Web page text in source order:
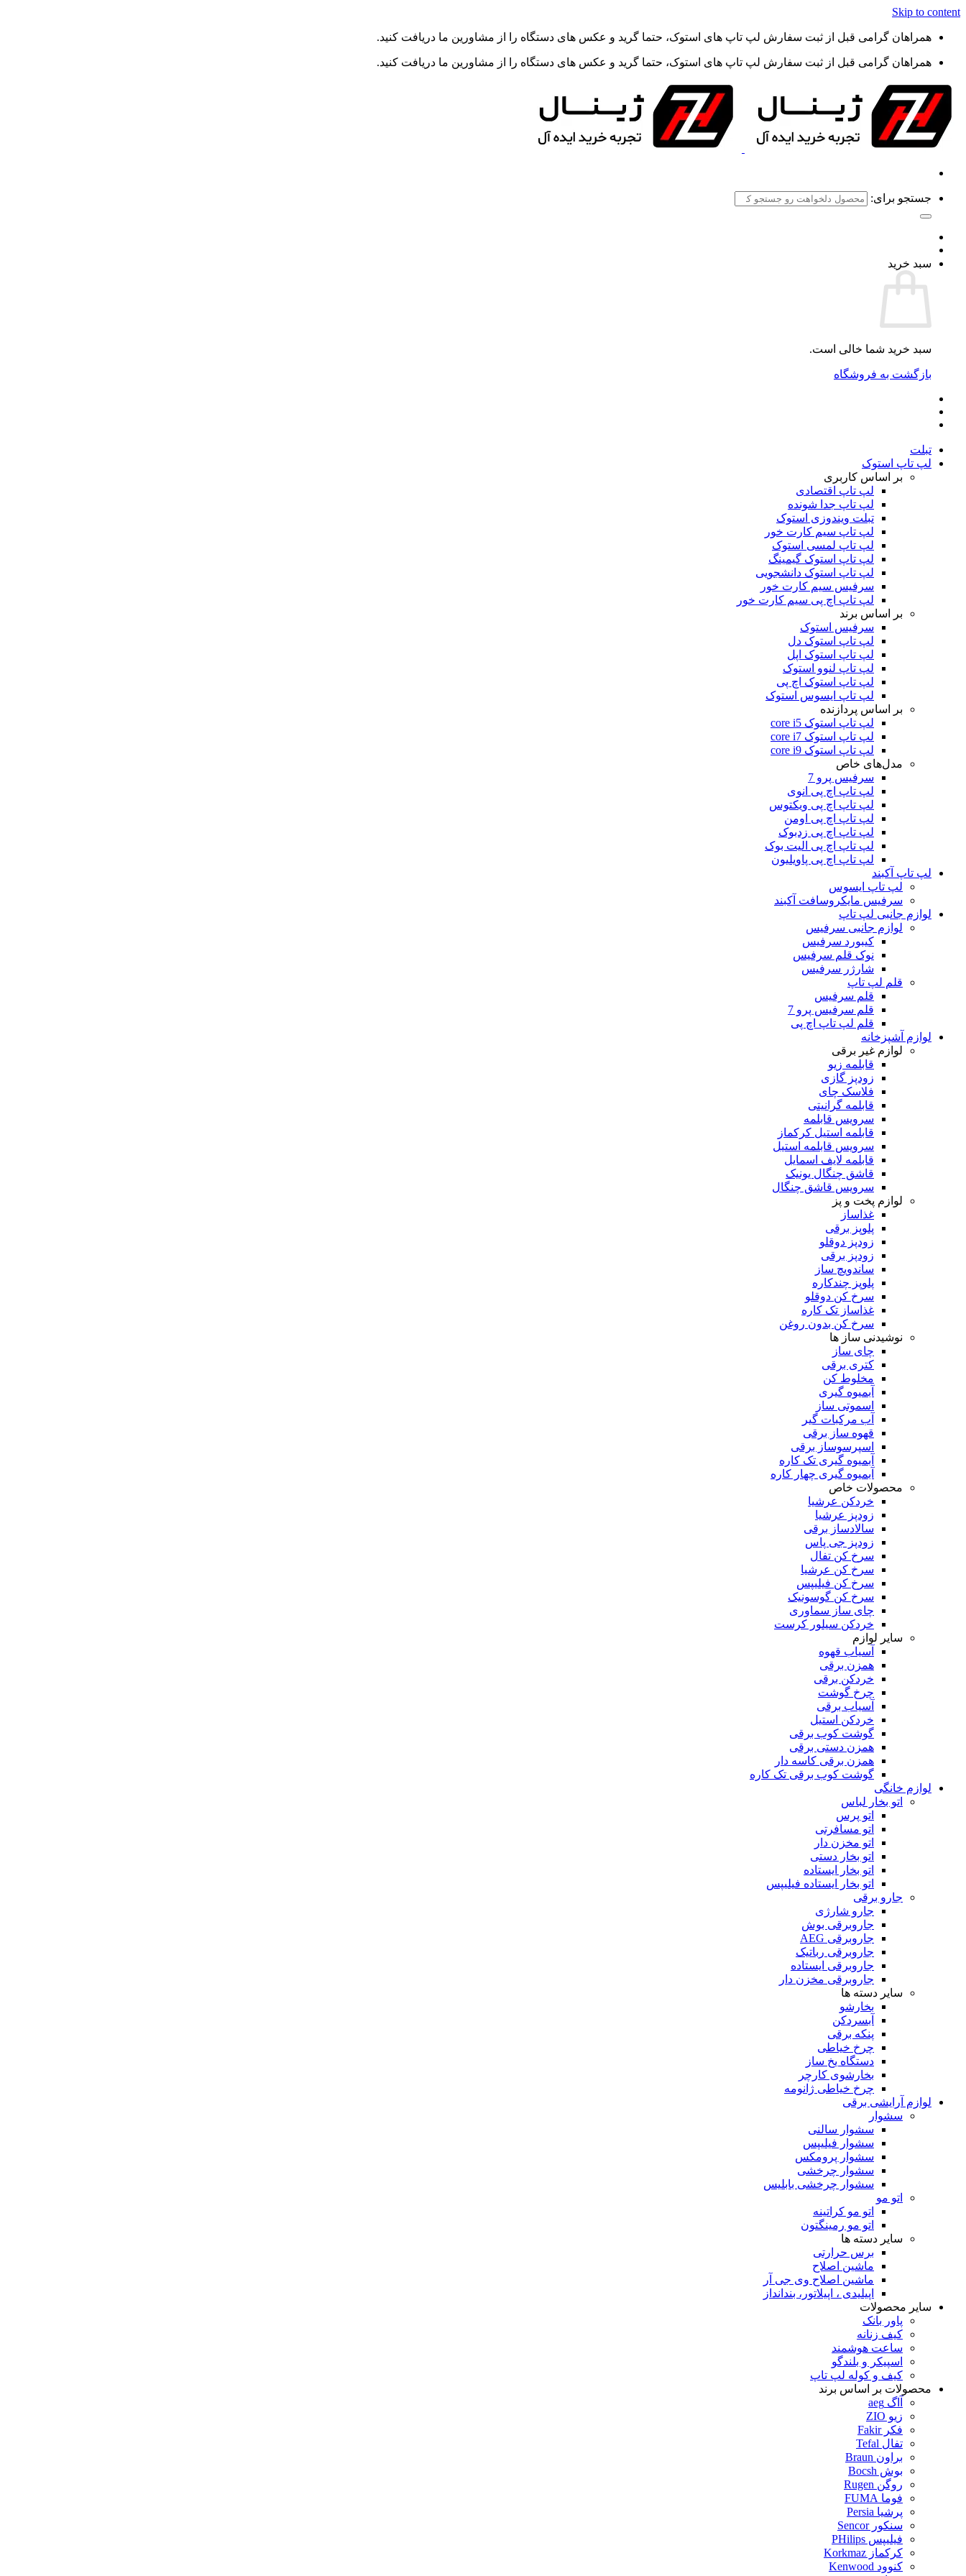
Skip to content
همراهان گرامی قبل از ثبت سفارش لپ تاپ های استوک، حتما گرید و عکس های دستگاه را از مشاورین ما دریافت کنید.
همراهان گرامی قبل از ثبت سفارش لپ تاپ های استوک، حتما گرید و عکس های دستگاه را از مشاورین ما دریافت کنید.
جستجو برای:
سبد خرید
سبد خرید شما خالی است.
بازگشت به فروشگاه
تبلت
لپ تاپ استوک
بر اساس کاربری
لپ تاپ اقتصادی
لپ تاپ جدا شونده
تبلت ویندوزی استوک
لپ تاپ سیم کارت خور
لپ تاپ لمسی استوک
لپ تاپ استوک گیمینگ
لپ تاپ استوک دانشجویی
سرفیس سیم کارت خور
لپ تاپ اچ پی سیم کارت خور
بر اساس برند
سرفیس استوک
لپ تاپ استوک دل
لپ تاپ استوک اپل
لپ تاپ لنوو استوک
لپ تاپ استوک اچ پی
لپ تاپ ایسوس استوک
بر اساس پردازنده
لپ تاپ استوک core i5
لپ تاپ استوک core i7
لپ تاپ استوک core i9
مدل‌های خاص
سرفیس پرو 7
لپ تاپ اچ پی انوی
لپ تاپ اچ پی ویکتوس
لپ تاپ اچ پی اومن
لپ تاپ اچ پی زدبوک
لپ تاپ اچ پی الیت بوک
لپ تاپ اچ پی پاویلیون
لپ تاپ آکبند
لپ تاپ ایسوس
سرفیس مایکروسافت آکبند
لوازم جانبی لپ تاپ
لوازم جانبی سرفیس
کیبورد سرفیس
نوک قلم سرفیس
شارژر سرفیس
قلم لپ تاپ
قلم سرفیس
قلم سرفیس پرو 7
قلم لپ تاپ اچ پی
لوازم آشپزخانه
لوازم غیر برقی
قابلمه زیو
زودپز گازی
فلاسک چای
قابلمه گرانیتی
سرویس قابلمه
قابلمه استیل کرکماز
سرویس قابلمه استیل
قابلمه لایف اسمایل
قاشق چنگال یونیک
سرویس قاشق چنگال
لوازم پخت و پز
غذاساز
پلوپز برقی
زودپز دوقلو
زودپز برقی
ساندویچ ساز
پلوپز چندکاره
سرخ کن دوقلو
غذاساز تک کاره
سرخ کن بدون روغن
نوشیدنی ساز ها
چای ساز
کتری برقی
مخلوط کن
آبمیوه گیری
اسموتی ساز
آب مرکبات گیر
قهوه ساز برقی
اسپرسوساز برقی
آبمیوه گیری تک کاره
آبمیوه گیری چهار کاره
محصولات خاص
خردکن عرشیا
زودپز عرشیا
سالادساز برقی
زودپز جی پاس
سرخ کن تفال
سرخ کن عرشیا
سرخ کن فیلیپس
سرخ کن گوسونیک
چای ساز سماوری
خردکن سیلور کرست
سایر لوازم
آسیاب قهوه
همزن برقی
خردکن برقی
چرخ گوشت
آسیاب برقی
خردکن استیل
گوشت کوب برقی
همزن دستی برقی
همزن برقی کاسه دار
گوشت کوب برقی تک کاره
لوازم خانگی
اتو بخار لباس
اتو پرس
اتو مسافرتی
اتو مخزن دار
اتو بخار دستی
اتو بخار ایستاده
اتو بخار ایستاده فیلیپس
جارو برقی
جارو شارژی
جاروبرقی بوش
جاروبرقی AEG
جاروبرقی رباتیک
جاروبرقی ایستاده
جاروبرقی مخزن دار
سایر دسته ها
بخارشو
آبسردکن
پنکه برقی
چرخ خیاطی
دستگاه یخ ساز
بخارشوی کارچر
چرخ خیاطی ژانومه
لوازم آرایشی برقی
سشوار
سشوار سالنی
سشوار فیلیپس
سشوار پرومکس
سشوار چرخشی
سشوار چرخشی بابلیس
اتو مو
اتو مو کراتینه
اتو مو رمینگتون
سایر دسته ها
برس حرارتی
ماشین اصلاح
ماشین اصلاح وی جی آر
اپیلیدی ، اپیلاتور، بندانداز
سایر محصولات
پاور بانک
کیف زنانه
ساعت هوشمند
اسپیکر و بلندگو
کیف و کوله لپ تاپ
محصولات بر اساس برند
آاگ aeg
زیو ZIO
فکر Fakir
تفال Tefal
براون Braun
بوش Bocsh
روگن Rugen
فوما FUMA
پرشیا Persia
سنکور Sencor
فیلیپس PHilips
کرکماز Korkmaz
کنوود Kenwood